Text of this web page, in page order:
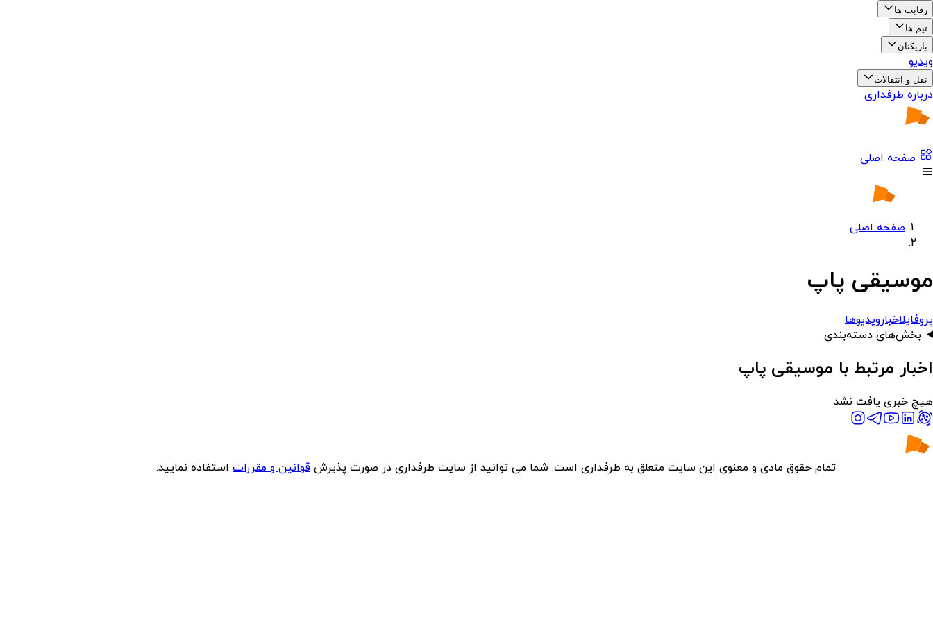
رقابت ها
تیم ها
بازیکنان
ویدیو
نقل و انتقالات
درباره طرفداری
صفحه اصلی
صفحه اصلی
موسیقی پاپ
پروفایلاخبارویدیوها
بخش‌های دسته‌بندی
اخبار مرتبط با موسیقی پاپ
هیچ خبری یافت نشد
تمام حقوق مادی و معنوی این سایت متعلق به طرفداری است. شما می توانید از سایت طرفداری در صورت پذیرش قوانین و مقررات استفاده نمایید.